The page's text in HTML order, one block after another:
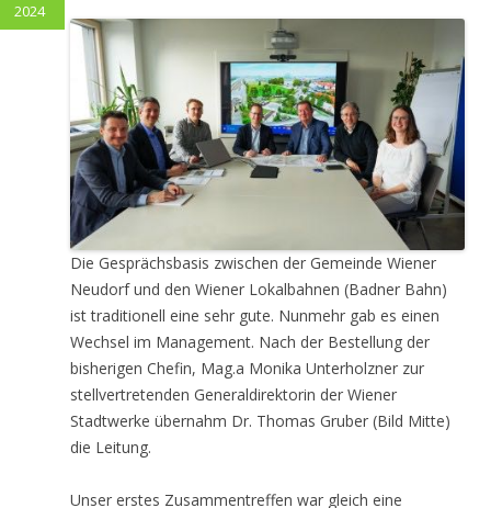
Die Gesprächsbasis zwischen der Gemeinde Wiener
Neudorf und den Wiener Lokalbahnen (Badner Bahn)
ist traditionell eine sehr gute. Nunmehr gab es einen
Wechsel im Management. Nach der Bestellung der
bisherigen Chefin, Mag.a Monika Unterholzner zur
stellvertretenden Generaldirektorin der Wiener
Stadtwerke übernahm Dr. Thomas Gruber (Bild Mitte)
die Leitung.
Unser erstes Zusammentreffen war gleich eine
2024